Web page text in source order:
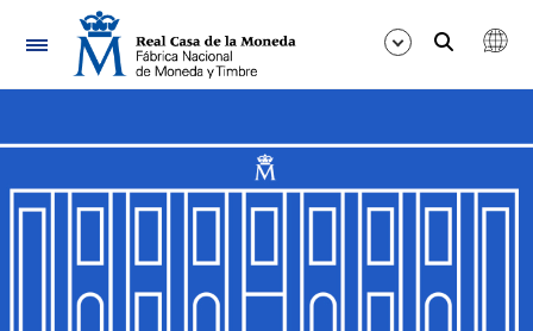
Navigation
Show/Hide
Show/Hide